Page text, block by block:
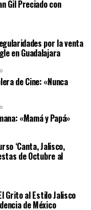
Gil Preciado con
por la venta
en Guadalajara
de Cine: «Nunca
«Mamá y Papá»
‘Canta, Jalisco,
de Octubre al
Grito al Estilo Jalisco
de México